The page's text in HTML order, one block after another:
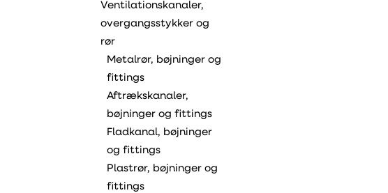
Ventilationskanaler,
overgangsstykker og
rør
Metalrør, bøjninger og
fittings
Aftrækskanaler,
bøjninger og fittings
Fladkanal, bøjninger
og fittings
Plastrør, bøjninger og
fittings